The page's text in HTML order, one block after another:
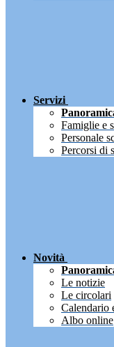
Servizi
Famiglie e
Personale
Percorsi di
Novità
Le notizie
Le circolari
Calendario
Albo online